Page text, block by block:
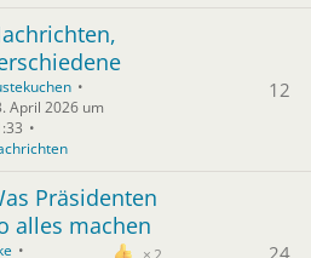
April 2026 um
12
Präsidenten
alles machen
24